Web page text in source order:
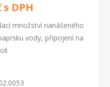
s DPH
množství nanášeného
vody, připojení na